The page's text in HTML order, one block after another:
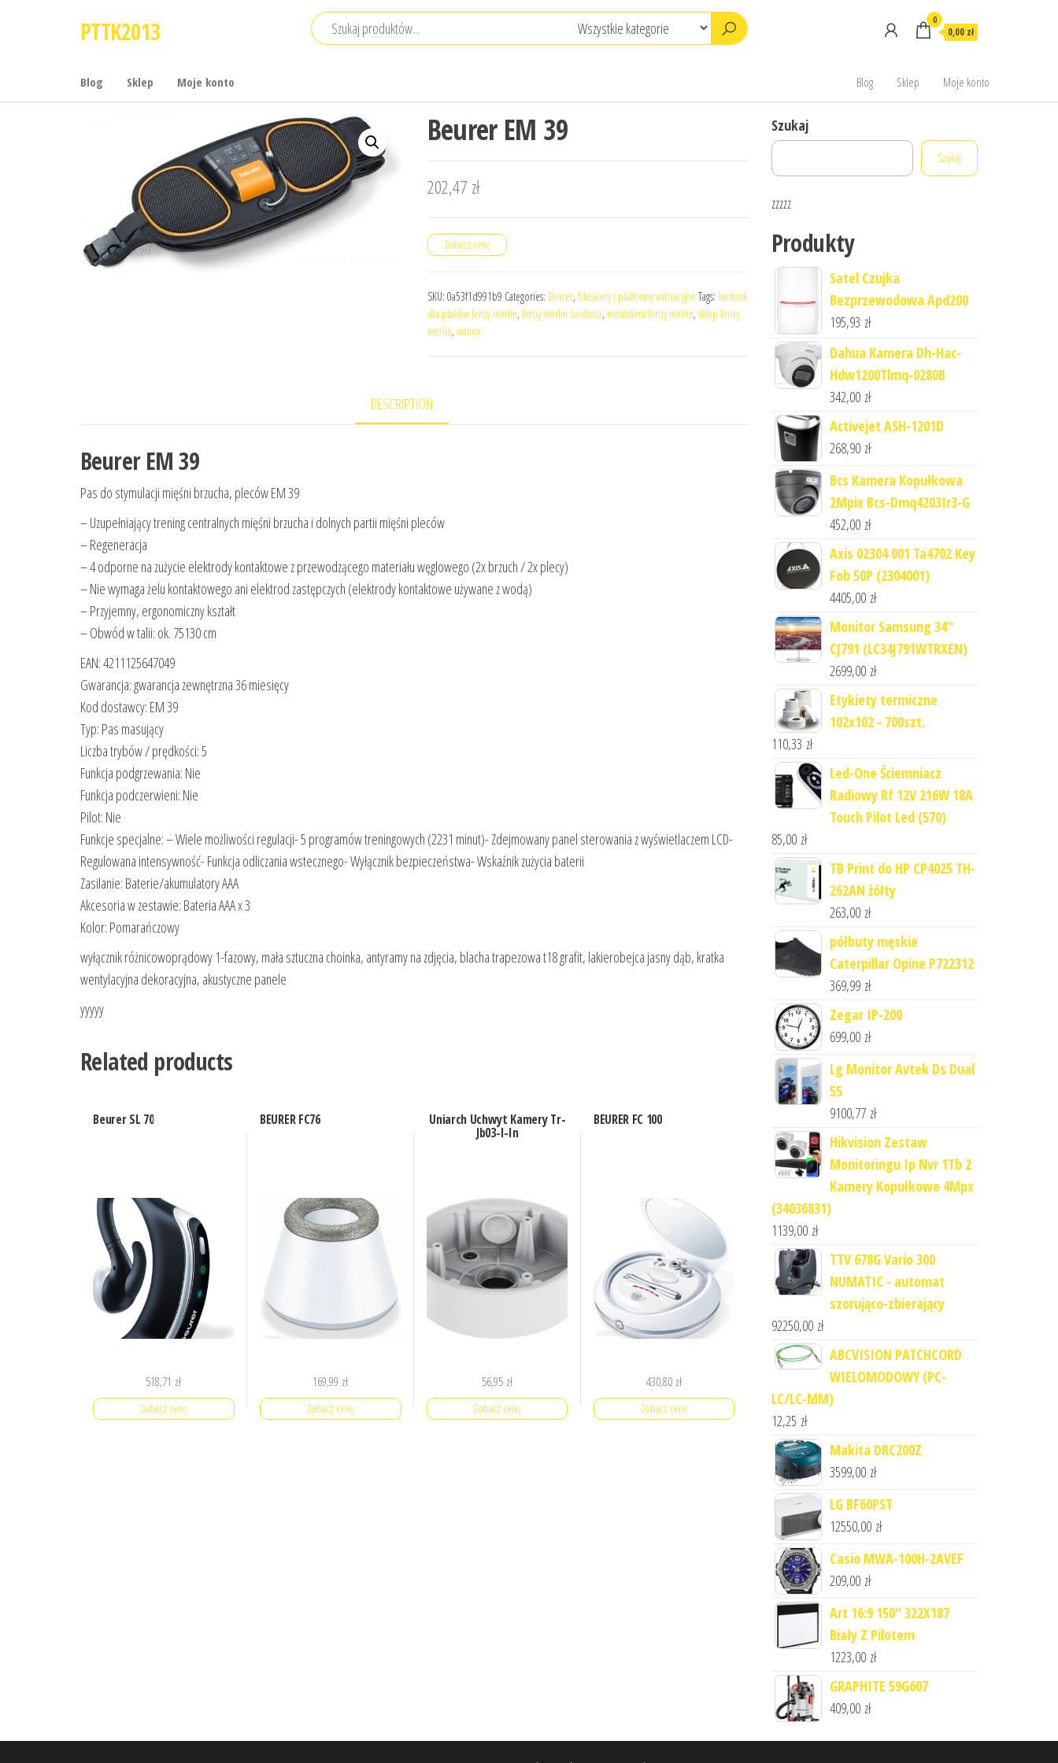
PTTK2013 0
0,00 zł
Blog Sklep Moje konto Blog Sklep Moje konto
Beurer EM 39
202,47 zł
Zobacz cenę
SKU: 0a53f1d991b9 Categories: Beurer, Masażery i platformy wibracyjne Tags: karmnik
dla ptaków leroy merlin, leroy merlin świdnica, moskitiera leroy merlin, sklep leroy
merlin, wanna
DESCRIPTION
Beurer EM 39
Pas do stymulacji mięśni brzucha, pleców EM 39
– Uzupełniający trening centralnych mięśni brzucha i dolnych partii mięśni pleców
– Regeneracja
– 4 odporne na zużycie elektrody kontaktowe z przewodzącego materiału węglowego (2x brzuch / 2x plecy)
– Nie wymaga żelu kontaktowego ani elektrod zastępczych (elektrody kontaktowe używane z wodą)
– Przyjemny, ergonomiczny kształt
– Obwód w talii: ok. 75130 cm
EAN: 4211125647049
Gwarancja: gwarancja zewnętrzna 36 miesięcy
Kod dostawcy: EM 39
Typ: Pas masujący
Liczba trybów / prędkości: 5
Funkcja podgrzewania: Nie
Funkcja podczerwieni: Nie
Pilot: Nie
Funkcje specjalne: – Wiele możliwości regulacji- 5 programów treningowych (2231 minut)- Zdejmowany panel sterowania z wyświetlaczem LCD-
Regulowana intensywność- Funkcja odliczania wstecznego- Wyłącznik bezpieczeństwa- Wskaźnik zużycia baterii
Zasilanie: Baterie/akumulatory AAA
Akcesoria w zestawie: Bateria AAA x 3
Kolor: Pomarańczowy
wyłącznik różnicowoprądowy 1-fazowy, mała sztuczna choinka, antyramy na zdjęcia, blacha trapezowa t18 grafit, lakierobejca jasny dąb, kratka
wentylacyjna dekoracyjna, akustyczne panele
yyyyy
Related products
Beurer SL 70
518,71 zł
Zobacz cenę
BEURER FC76
169,99 zł
Zobacz cenę
Uniarch Uchwyt Kamery Tr-
Jb03-I-In
56,95 zł
Zobacz cenę
BEURER FC 100
430,80 zł
Zobacz cenę
Szukaj
Szukaj
zzzzz
Produkty
Satel Czujka
Bezprzewodowa Apd200
195,93 zł
Dahua Kamera Dh-Hac-
Hdw1200Tlmq-0280B
342,00 zł
Activejet ASH-1201D
268,90 zł
Bcs Kamera Kopułkowa
2Mpix Bcs-Dmq4203Ir3-G
452,00 zł
Axis 02304 001 Ta4702 Key
Fob 50P (2304001)
4405,00 zł
Monitor Samsung 34''
CJ791 (LC34J791WTRXEN)
2699,00 zł
Etykiety termiczne
102x102 - 700szt.
110,33 zł
Led-One Ściemniacz
Radiowy Rf 12V 216W 18A
Touch Pilot Led (570)
85,00 zł
TB Print do HP CP4025 TH-
262AN żółty
263,00 zł
półbuty męskie
Caterpillar Opine P722312
369,99 zł
Zegar IP-200
699,00 zł
Lg Monitor Avtek Ds Dual
55
9100,77 zł
Hikvision Zestaw
Monitoringu Ip Nvr 1Tb 2
Kamery Kopułkowe 4Mpx
(34036831)
1139,00 zł
TTV 678G Vario 300
NUMATIC - automat
szorująco-zbierający
92250,00 zł
ABCVISION PATCHCORD
WIELOMODOWY (PC-
LC/LC-MM)
12,25 zł
Makita DRC200Z
3599,00 zł
LG BF60PST
12550,00 zł
Casio MWA-100H-2AVEF
209,00 zł
Art 16:9 150'' 322X187
Biały Z Pilotem
1223,00 zł
GRAPHITE 59G607
409,00 zł